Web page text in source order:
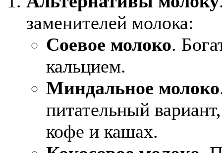
заменителей молока:
Соевое молоко.
кальцием.
Миндальное молоко
питательный
кофе и кашах.